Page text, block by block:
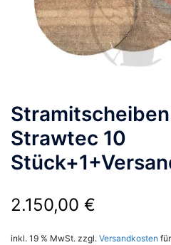
Strawtec 10
2.150,00 €
inkl. 19 % MwSt. zzgl. Versandkosten für